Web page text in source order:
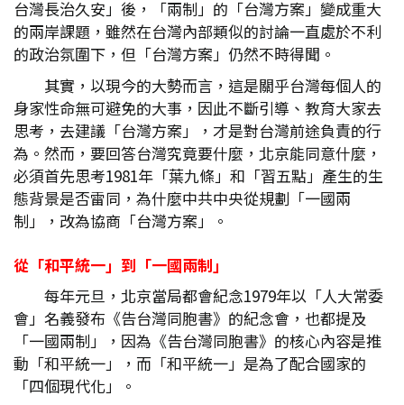
台灣長治久安」後，「兩制」的「台灣方案」變成重大
的兩岸課題，雖然在台灣內部類似的討論一直處於不利
的政治氛圍下，但「台灣方案」仍然不時得聞。
其實，以現今的大勢而言，這是關乎台灣每個人的
身家性命無可避免的大事，因此不斷引導、教育大家去
思考，去建議「台灣方案」，才是對台灣前途負責的行
為。然而，要回答台灣究竟要什麼，北京能同意什麼，
必須首先思考1981年「葉九條」和「習五點」產生的生
態背景是否雷同，為什麼中共中央從規劃「一國兩
制」，改為協商「台灣方案」。
從「和平統一」到「一國兩制」
每年元旦，北京當局都會紀念1979年以「人大常委
會」名義發布《告台灣同胞書》的紀念會，也都提及
「一國兩制」，因為《告台灣同胞書》的核心內容是推
動「和平統一」，而「和平統一」是為了配合國家的
「四個現代化」。